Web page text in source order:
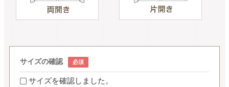
サイズの確認
サイズを確認しました。